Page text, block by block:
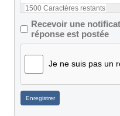
1500 Caractères restants
Recevoir une
réponse est postée
Je ne suis pas un
Enregistrer